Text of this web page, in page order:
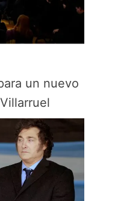
un nuevo